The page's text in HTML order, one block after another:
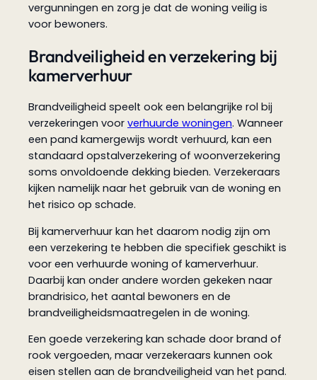
vergunningen en zorg je dat de woning veilig is
voor bewoners.
Brandveiligheid en verzekering bij
kamerverhuur
Brandveiligheid speelt ook een belangrijke rol bij
verzekeringen voor verhuurde woningen. Wanneer
een pand kamergewijs wordt verhuurd, kan een
standaard opstalverzekering of woonverzekering
soms onvoldoende dekking bieden. Verzekeraars
kijken namelijk naar het gebruik van de woning en
het risico op schade.
Bij kamerverhuur kan het daarom nodig zijn om
een verzekering te hebben die specifiek geschikt is
voor een verhuurde woning of kamerverhuur.
Daarbij kan onder andere worden gekeken naar
brandrisico, het aantal bewoners en de
brandveiligheidsmaatregelen in de woning.
Een goede verzekering kan schade door brand of
rook vergoeden, maar verzekeraars kunnen ook
eisen stellen aan de brandveiligheid van het pand.